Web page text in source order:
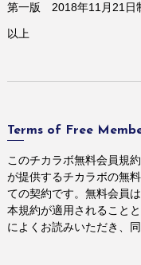
第一版 2018年11月21日
以上
Terms of Free
このチカラボ無料会員規
が提供するチカラボの無
ての契約です。無料会員
本規約が適用されること
によくお読みいただき、